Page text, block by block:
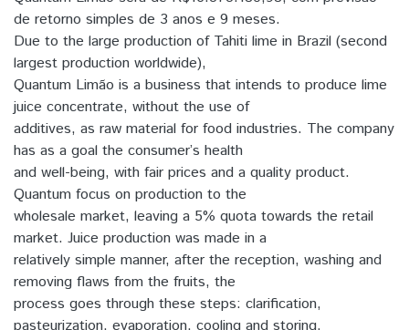
de retorno simples de 3 anos e 9 meses.
Due to the large production of Tahiti lime in Brazil (second
largest production worldwide),
Quantum Limão is a business that intends to produce lime
juice concentrate, without the use of
additives, as raw material for food industries. The company
has as a goal the consumer’s health
and well-being, with fair prices and a quality product.
Quantum focus on production to the
wholesale market, leaving a 5% quota towards the retail
market. Juice production was made in a
relatively simple manner, after the reception, washing and
removing flaws from the fruits, the
process goes through these steps: clarification,